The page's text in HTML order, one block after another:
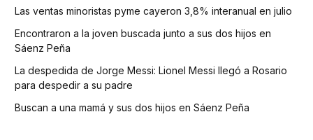
Las ventas minoristas pyme cayeron 3,8% interanual en julio
Encontraron a la joven buscada junto a sus dos hijos en
Sáenz Peña
La despedida de Jorge Messi: Lionel Messi llegó a Rosario
para despedir a su padre
Buscan a una mamá y sus dos hijos en Sáenz Peña